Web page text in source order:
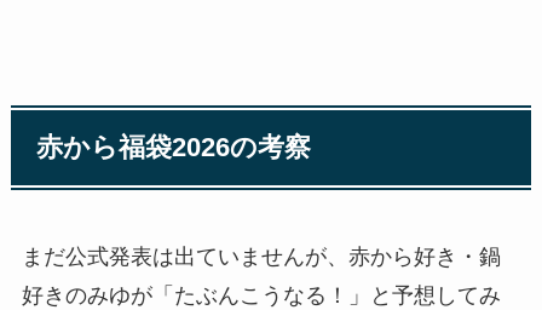
赤から福袋2026の考察
まだ公式発表は出ていませんが、赤から好き・鍋
好きのみゆが「たぶんこうなる！」と予想してみ